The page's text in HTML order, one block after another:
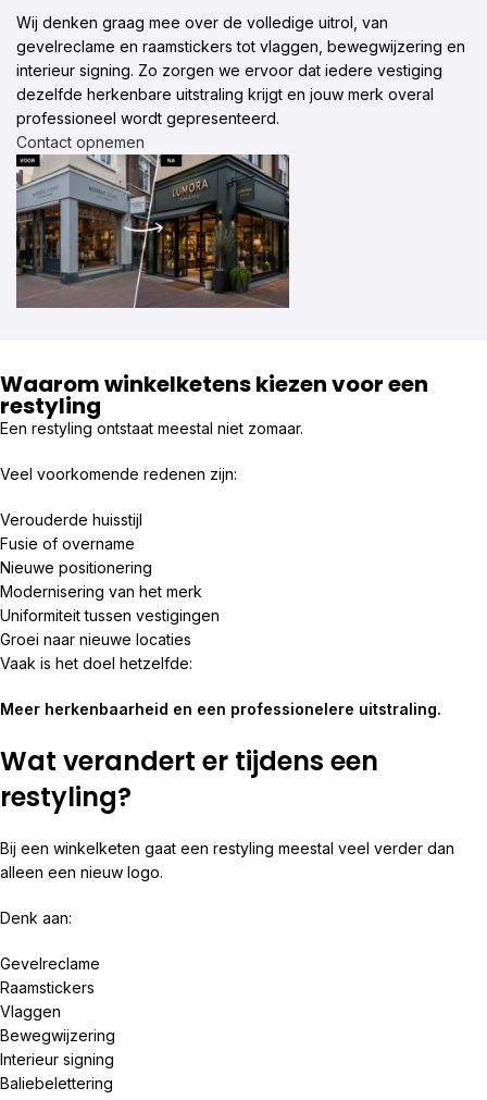
Wij denken graag mee over de volledige uitrol, van
gevelreclame en raamstickers tot vlaggen, bewegwijzering en
interieur signing. Zo zorgen we ervoor dat iedere vestiging
dezelfde herkenbare uitstraling krijgt en jouw merk overal
professioneel wordt gepresenteerd.
Contact opnemen
Waarom winkelketens kiezen voor een
restyling
Een restyling ontstaat meestal niet zomaar.
Veel voorkomende redenen zijn:
Verouderde huisstijl
Fusie of overname
Nieuwe positionering
Modernisering van het merk
Uniformiteit tussen vestigingen
Groei naar nieuwe locaties
Vaak is het doel hetzelfde:
Meer herkenbaarheid en een professionelere uitstraling.
Wat verandert er tijdens een
restyling?
Bij een winkelketen gaat een restyling meestal veel verder dan
alleen een nieuw logo.
Denk aan:
Gevelreclame
Raamstickers
Vlaggen
Bewegwijzering
Interieur signing
Baliebelettering